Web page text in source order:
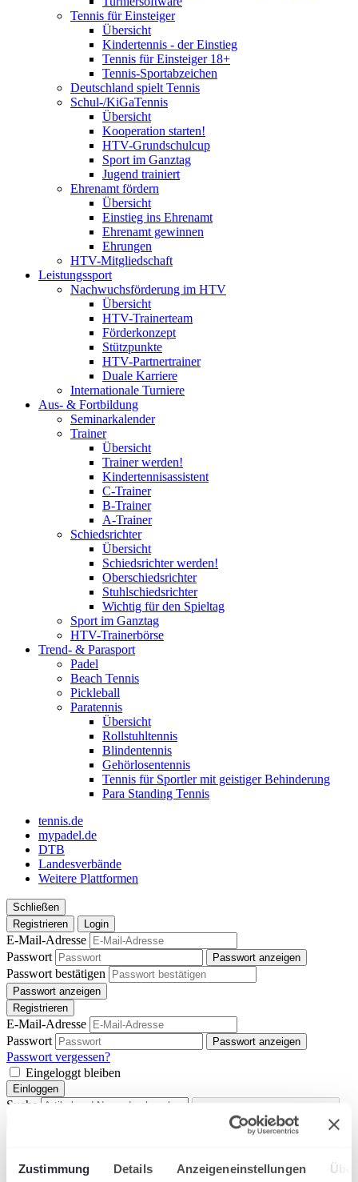
Zustimmung Details Anzeigeneinstellungen
Tennis für Einsteiger
Übersicht
Kindertennis - der Einstieg
Tennis für Einsteiger 18+
Tennis-Sportabzeichen
Deutschland spielt Tennis
Schul-/KiGaTennis
Übersicht
Kooperation starten!
HTV-Grundschulcup
Sport im Ganztag
Jugend trainiert
Ehrenamt fördern
Übersicht
Einstieg ins Ehrenamt
Ehrenamt gewinnen
Ehrungen
HTV-Mitgliedschaft
Leistungssport
Nachwuchsförderung im HTV
Übersicht
HTV-Trainerteam
Förderkonzept
Stützpunkte
HTV-Partnertrainer
Duale Karriere
Internationale Turniere
Aus- & Fortbildung
Seminarkalender
Trainer
Übersicht
Trainer werden!
Kindertennisassistent
C-Trainer
B-Trainer
A-Trainer
Schiedsrichter
Übersicht
Schiedsrichter werden!
Oberschiedsrichter
Stuhlschiedsrichter
Wichtig für den Spieltag
Sport im Ganztag
HTV-Trainerbörse
Trend- & Parasport
Padel
Beach Tennis
Pickleball
Paratennis
Übersicht
Rollstuhltennis
Blindentennis
Gehörlosentennis
Tennis für Sportler mit geistiger Behinderung
Para Standing Tennis
tennis.de
mypadel.de
DTB
Landesverbände
Weitere Plattformen
Schließen
Registrieren
Login
E-Mail-Adresse
Passwort
Passwort anzeigen
Passwort bestätigen
Passwort anzeigen
Registrieren
E-Mail-Adresse
Passwort
Passwort anzeigen
Passwort vergessen?
Eingeloggt bleiben
Einloggen
Suche